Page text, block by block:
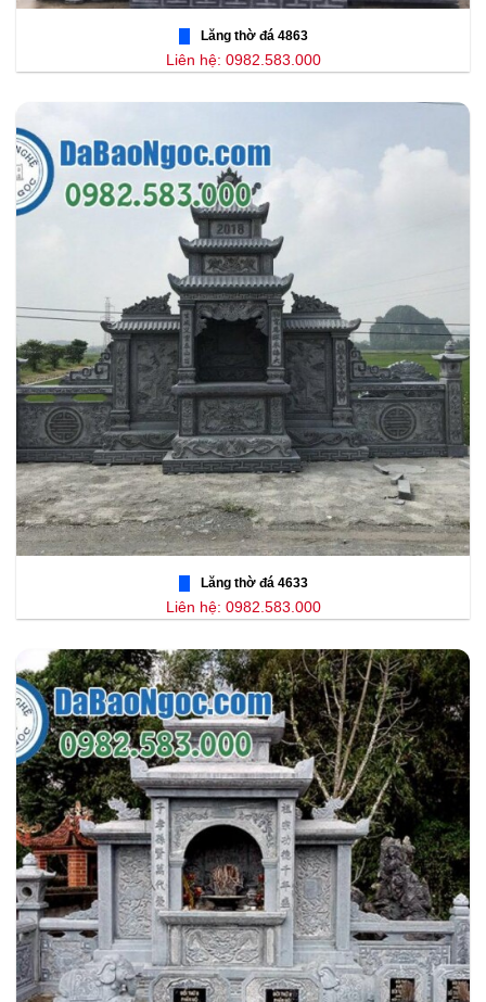
Lăng thờ đá 4863
Liên hệ: 0982.583.000
Lăng thờ đá 4633
Liên hệ: 0982.583.000